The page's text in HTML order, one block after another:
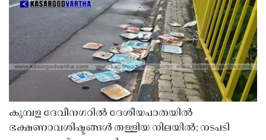
കുമ്പള ദേവീനഗറിൽ ദേശീയപാതയിൽ
ഭക്ഷണാവശിഷ്ടങ്ങൾ തള്ളിയ നിലയിൽ; നടപടി